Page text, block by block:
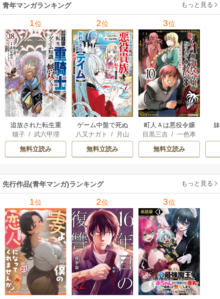
青年マンガランキング もっと見る
1位
追放された転生重
騎士はゲーム知識
で無双する
猫子/ 武六甲理
衣/じゃいあん
無料立読み
2位
ゲーム中盤で死ぬ
悪役貴族に転生し
たので、外れスキ
ル【テイム】を駆
してみた
八又ナガト /
月山
可也
無料立読み
3位
町人Ａは悪役令嬢
をどうしても救い
たい ～どぶと空
と氷の姫君～
目黒三吉 /一色孝
太郎/Parum
無料立読み
先行作品(青年マンガ)ランキング もっと見る
1位 2位 3位